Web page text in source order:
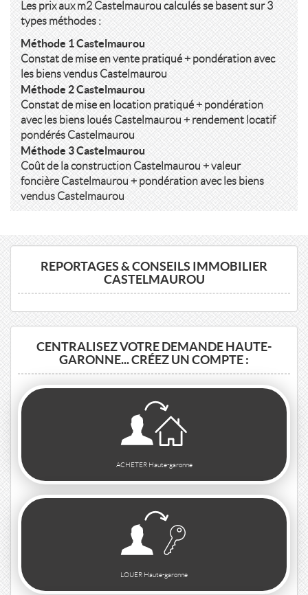
Les prix aux m2 Castelmaurou calculés se basent sur 3
types méthodes :
Méthode 1 Castelmaurou
Constat de mise en vente pratiqué + pondération avec
les biens vendus Castelmaurou
Méthode 2 Castelmaurou
Constat de mise en location pratiqué + pondération
avec les biens loués Castelmaurou + rendement locatif
pondérés Castelmaurou
Méthode 3 Castelmaurou
Coût de la construction Castelmaurou + valeur
foncière Castelmaurou + pondération avec les biens
vendus Castelmaurou
REPORTAGES & CONSEILS IMMOBILIER
CASTELMAUROU
CENTRALISEZ VOTRE DEMANDE HAUTE-
GARONNE... CRÉEZ UN COMPTE :
ACHETER Haute-garonne
LOUER Haute-garonne